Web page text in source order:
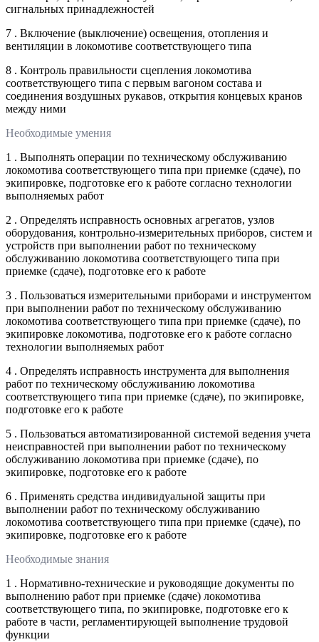
сигнальных принадлежностей
7 . Включение (выключение) освещения, отопления и
вентиляции в локомотиве соответствующего типа
8 . Контроль правильности сцепления локомотива
соответствующего типа с первым вагоном состава и
соединения воздушных рукавов, открытия концевых кранов
между ними
Необходимые умения
1 . Выполнять операции по техническому обслуживанию
локомотива соответствующего типа при приемке (сдаче), по
экипировке, подготовке его к работе согласно технологии
выполняемых работ
2 . Определять исправность основных агрегатов, узлов
оборудования, контрольно-измерительных приборов, систем и
устройств при выполнении работ по техническому
обслуживанию локомотива соответствующего типа при
приемке (сдаче), подготовке его к работе
3 . Пользоваться измерительными приборами и инструментом
при выполнении работ по техническому обслуживанию
локомотива соответствующего типа при приемке (сдаче), по
экипировке локомотива, подготовке его к работе согласно
технологии выполняемых работ
4 . Определять исправность инструмента для выполнения
работ по техническому обслуживанию локомотива
соответствующего типа при приемке (сдаче), по экипировке,
подготовке его к работе
5 . Пользоваться автоматизированной системой ведения учета
неисправностей при выполнении работ по техническому
обслуживанию локомотива при приемке (сдаче), по
экипировке, подготовке его к работе
6 . Применять средства индивидуальной защиты при
выполнении работ по техническому обслуживанию
локомотива соответствующего типа при приемке (сдаче), по
экипировке, подготовке его к работе
Необходимые знания
1 . Нормативно-технические и руководящие документы по
выполнению работ при приемке (сдаче) локомотива
соответствующего типа, по экипировке, подготовке его к
работе в части, регламентирующей выполнение трудовой
функции